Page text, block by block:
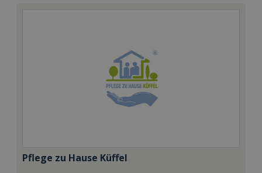
Pflege zu Hause Küffel